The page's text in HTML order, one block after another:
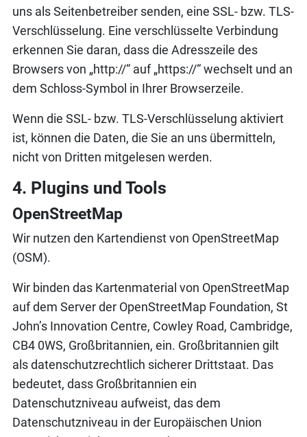
uns als Seitenbetreiber senden, eine SSL- bzw. TLS-
Verschlüsselung. Eine verschlüsselte Verbindung
erkennen Sie daran, dass die Adresszeile des
Browsers von „http://“ auf „https://“ wechselt und an
dem Schloss-Symbol in Ihrer Browserzeile.
Wenn die SSL- bzw. TLS-Verschlüsselung aktiviert
ist, können die Daten, die Sie an uns übermitteln,
nicht von Dritten mitgelesen werden.
4. Plugins und Tools
OpenStreetMap
Wir nutzen den Kartendienst von OpenStreetMap
(OSM).
Wir binden das Kartenmaterial von OpenStreetMap
auf dem Server der OpenStreetMap Foundation, St
John’s Innovation Centre, Cowley Road, Cambridge,
CB4 0WS, Großbritannien, ein. Großbritannien gilt
als datenschutzrechtlich sicherer Drittstaat. Das
bedeutet, dass Großbritannien ein
Datenschutzniveau aufweist, das dem
Datenschutzniveau in der Europäischen Union